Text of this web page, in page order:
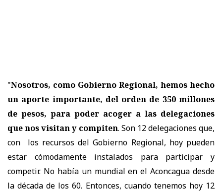
"Nosotros, como Gobierno Regional, hemos hecho
un aporte importante, del orden de 350 millones
de pesos, para poder acoger a las delegaciones
que nos visitan y compiten. Son 12 delegaciones que,
con los recursos del Gobierno Regional, hoy pueden
estar cómodamente instalados para participar y
competir. No había un mundial en el Aconcagua desde
la década de los 60. Entonces, cuando tenemos hoy 12